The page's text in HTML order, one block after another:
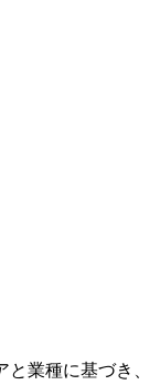
業種に基づき、